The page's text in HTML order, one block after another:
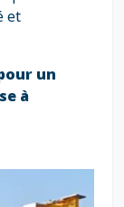
et
un
à